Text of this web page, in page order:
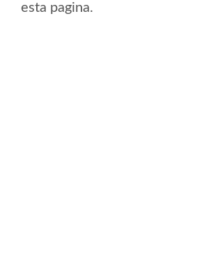
esta pagina.